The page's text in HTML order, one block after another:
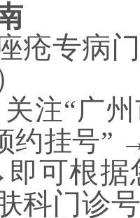
疮专病
关注“广
约挂号”
可根据
科门诊